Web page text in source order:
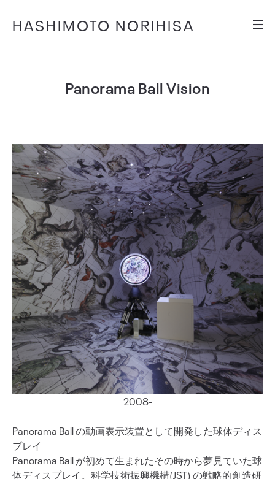
HASHIMOTO NORIHISA
Panorama Ball Vision
2008-
Panorama Ball の動画表示装置として開発した球体ディス
プレイ
Panorama Ball が初めて生まれたその時から夢見ていた球
体ディスプレイ。科学技術振興機構(JST) の戦略的創造研